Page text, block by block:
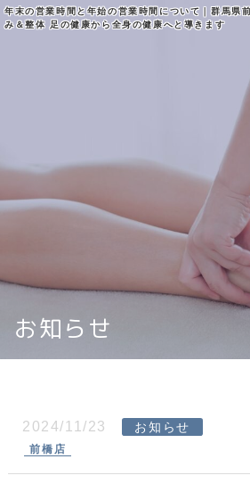
年末の営業時間と年始の営業時間について｜群馬県
み＆整体 足の健康から全身の健康へと導きます
お知らせ
2024/11/23 お知らせ
前橋店